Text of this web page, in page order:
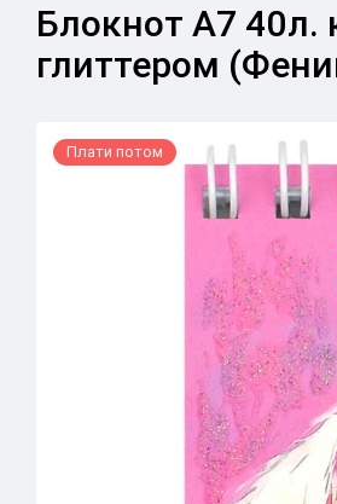
Блокнот А7 40л.
глиттером
Плати потом